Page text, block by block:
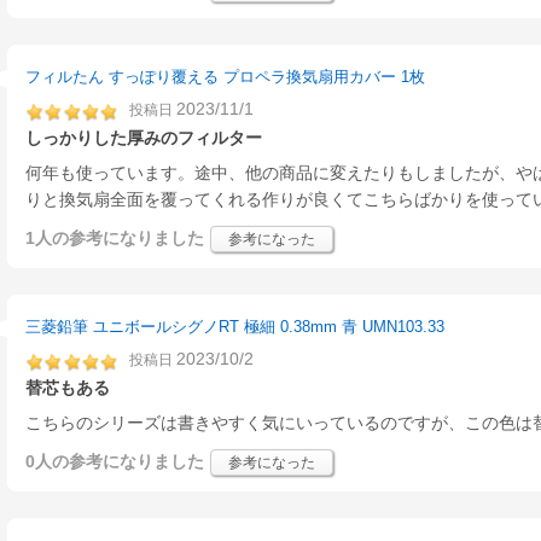
フィルたん すっぽり覆える プロペラ換気扇用カバー 1枚
投稿日 2023/11/1
しっかりした厚みのフィルター
何年も使っています。途中、他の商品に変えたりもしましたが、
りと換気扇全面を覆ってくれる作りが良くてこちらばかりを使って
1人の参考になりました 参考になった
三菱鉛筆 ユニボールシグノRT 極細 0.38mm 青 UMN103.33
投稿日 2023/10/2
替芯もある
こちらのシリーズは書きやすく気にいっているのですが、この色は
0人の参考になりました 参考になった